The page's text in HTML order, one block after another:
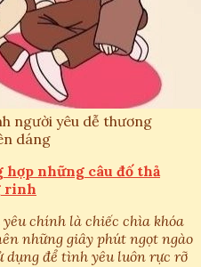
người yêu dễ thương
dáng
hợp những câu đố thả
rinh
chính là chiếc chìa khóa
những giây phút ngọt ngào
dụng để tình yêu luôn rực rỡ